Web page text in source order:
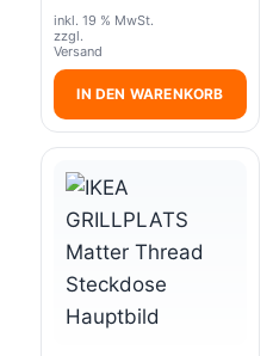
inkl. 19 % MwSt.
zzgl.
Versand
IN DEN WARENKORB